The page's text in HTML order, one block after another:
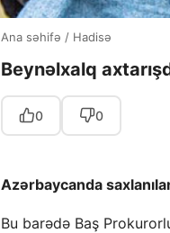
Ana səhifə / Hadisə
Beynəlxalq
0 0
Azərbaycanda
Bu barədə Baş